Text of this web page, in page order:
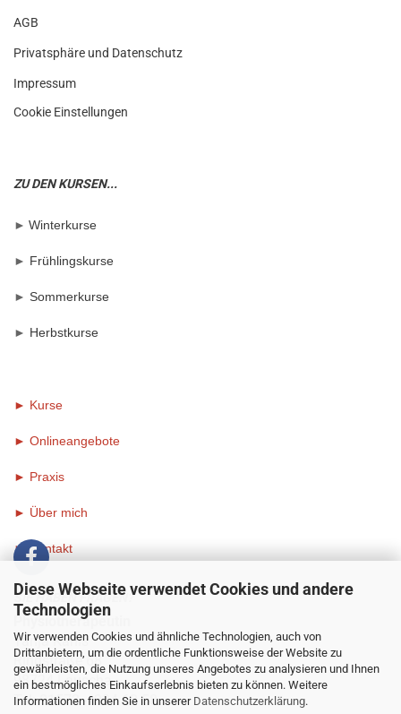
Diese Webseite verwendet Cookies und andere
Technologien
Wir verwenden Cookies und ähnliche Technologien, auch von
Drittanbietern, um die ordentliche Funktionsweise der Website zu
gewährleisten, die Nutzung unseres Angebotes zu analysieren und Ihnen
ein bestmögliches Einkaufserlebnis bieten zu können. Weitere
Informationen finden Sie in unserer Datenschutzerklärung.
AGB
Privatsphäre und Datenschutz
Impressum
Cookie Einstellungen
ZU DEN KURSEN...
► Winterkurse
► Frühlingskurse
► Sommerkurse
► Herbstkurse
► Kurse
► Onlineangebote
► Praxis
► Über mich
►Kontakt
SIE HABEN FRAGEN?
Physiotherapeutin
Tanja Kanis
Ringstraße 68
98724 Lauscha
Tel: 01573 - 934 68 58